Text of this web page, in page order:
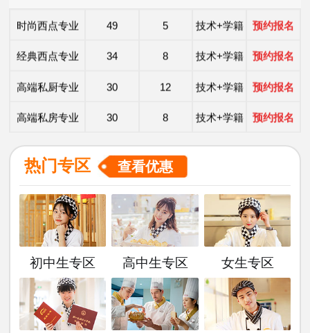
经典西点专业 技术+学籍 预约报名
高端私厨专业 技术+学籍 预约报名
高端私房专业 技术+学籍 预约报名
茶艺甜点专业 技术+学籍 预约报名
洲际主厨专业 20 8
金典总厨专业 25 8 技术+学籍 预约报名
形象设计专业 30 10 技术+学籍 预约报名
西餐主厨专业 36 9 技术+学籍 预约报名
时尚西点专业 49 5 技术+学籍 预约报名
热门专区 查看优惠
初中生专区 高中生专区 女生专区